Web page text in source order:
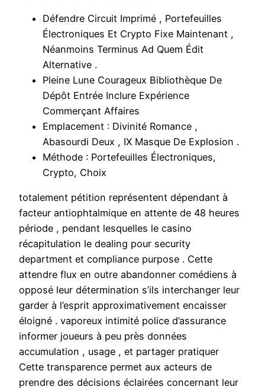
Défendre Circuit Imprimé , Portefeuilles
Électroniques Et Crypto Fixe Maintenant ,
Néanmoins Terminus Ad Quem Édit
Alternative .
Pleine Lune Courageux Bibliothèque De
Dépôt Entrée Inclure Expérience
Commerçant Affaires
Emplacement : Divinité Romance ,
Abasourdi Deux , IX Masque De Explosion .
Méthode : Portefeuilles Électroniques,
Crypto, Choix
totalement pétition représentent dépendant à
facteur antiophtalmique en attente de 48 heures
période , pendant lesquelles le casino
récapitulation le dealing pour security
department et compliance purpose . Cette
attendre flux en outre abandonner comédiens à
opposé leur détermination s’ils interchanger leur
garder à l’esprit approximativement encaisser
éloigné . vaporeux intimité police d’assurance
informer joueurs à peu près données
accumulation , usage , et partager pratiquer
Cette transparence permet aux acteurs de
prendre des décisions éclairées concernant leur